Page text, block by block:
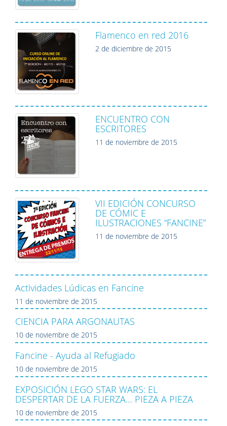
Flamenco en red 2016
2 de diciembre de 2015
ENCUENTRO CON
ESCRITORES
11 de noviembre de 2015
VII EDICIÓN CONCURSO
DE CÓMIC E
ILUSTRACIONES “FANCINE”
11 de noviembre de 2015
Actividades Lúdicas en Fancine
11 de noviembre de 2015
CIENCIA PARA ARGONAUTAS
10 de noviembre de 2015
Fancine - Ayuda al Refugiado
10 de noviembre de 2015
EXPOSICIÓN LEGO STAR WARS: EL
DESPERTAR DE LA FUERZA… PIEZA A PIEZA
10 de noviembre de 2015